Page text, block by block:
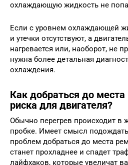
охлаждающую жидкость не
Если с уровнем охлаждающей
и утечки отсутствуют, а
нагревается или, наоборот, не
нужна более детальная
охлаждения.
Как добраться до
риска для двигателя?
Обычно перегрев происходит в
пробке. Имеет смысл
проблем добраться до места
станет прохладнее и спадет
лайфхаков, которые увеличат